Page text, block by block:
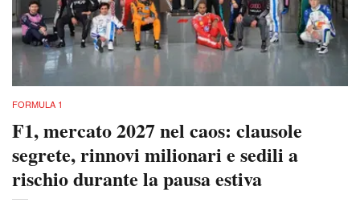
FORMULA 1
F1, mercato 2027 nel caos: clausole
segrete, rinnovi milionari e sedili a
rischio durante la pausa estiva